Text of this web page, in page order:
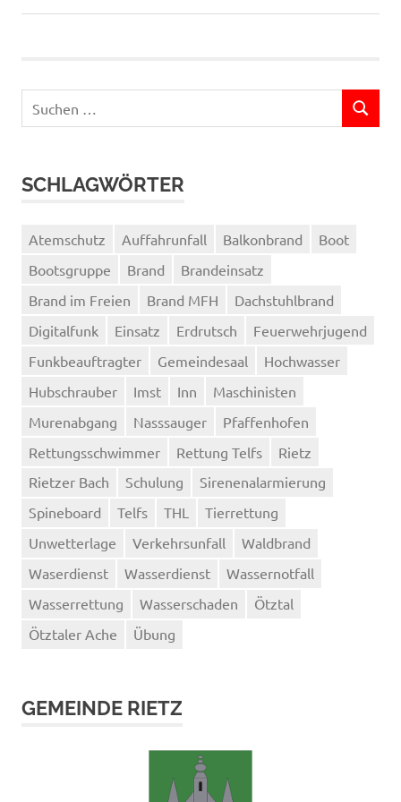
nach:
SUCHEN
SCHLAGWÖRTER
Atemschutz Auffahrunfall Balkonbrand
Boot
Bootsgruppe
Brand
Brandeinsatz
Brand im Freien
Brand MFH
Dachstuhlbrand
Digitalfunk
Einsatz Erdrutsch
Feuerwehrjugend
Funkbeauftragter
Gemeindesaal
Hochwasser
Hubschrauber
Imst Inn
Maschinisten
Murenabgang
Nasssauger
Pfaffenhofen
Rettungsschwimmer
Rettung Telfs
Rietz
Rietzer Bach
Schulung
Sirenenalarmierung
Spineboard
Telfs THL
Tierrettung
Unwetterlage
Verkehrsunfall
Waldbrand
Waserdienst
Wasserdienst
Wassernotfall
Wasserrettung
Wasserschaden
Ötztal
Ötztaler Ache
Übung
GEMEINDE RIETZ